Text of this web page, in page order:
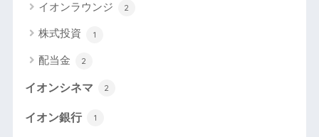
イオンラウンジ 2
株式投資 1
配当金 2
イオンシネマ 2
イオン銀行 1